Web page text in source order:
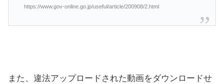
https://www.gov-online.go.jp/useful/article/200908/2.html
また、違法アップロードされた動画をダウンロードせ